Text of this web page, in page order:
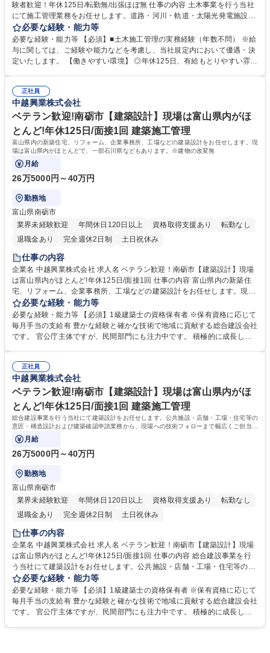
験者歓迎！年休125日/転勤無/出張ほぼ無 仕事の内容 土木事業を行う当社
にて施工管理業務をお任せします。道路・河川・軌道・太陽光発電施設な
どの現場において、安全管理・品質管理・工程管理・予算管理等の司令塔
としてご活躍いただきます。 宿泊が伴う出張がほぼ無くワークライフバラ
ンスの両立が可能です。 【 土木部門の施工実績 】 ・北陸新幹線 射水小杉
白石高架橋 ・スゴ谷下流 復旧治山工事 ・高山・大山線 第10工区開設工事
必要な経験・能力等
必要な経験・能力等 【必須】■土木施工管理の実務経験（年数不問） ※給
与に関しては、ご経験や能力などを考慮し、当社規定内において優遇・決
定いたします。 【働きやすい環境】 ◎年休125日、有給もとりやすい雰囲
◎業務に必要な資格については、受験費用に加え、講習費用の補助もあり
学歴・資格 学歴：大学院 大学 高専 短大 専修学校 高校 語学力： 資格：第
一種運転免許普通自動車 1級土木施工管理技士 2級土木施工管理技士
正社員
中越興業株式会社
ベテラン歓迎!南砺市【建築設計】現場は富山県内がほ
とんど!年休125日/面接1回 建築施工管理
富山県内の新築住宅、リフォーム、企業事務所、工場などの建築設計をお任せします。現
場は富山県内がほとんどで、一部石川県などもあります。※建物の改変無
月給
26万5000円～40万円
勤務地
富山県南砺市
業界未経験歓迎
年間休日120日以上 資格取得支援あり
転勤なし
退職金あり
完全週休2日制 土日祝休み
仕事の内容
企業名 中越興業株式会社 求人名 ベテラン歓迎！南砺市【建築設計】現場
は富山県内がほとんど!年休125日/面接1回 仕事の内容 富山県内の新築住
宅、リフォーム、企業事務所、工場などの建築設計をお任せします。現場
は富山県内がほとんどで、一部石川県などもあります。※建物の改変無
【具体的には】・事業用建築物（店舗、事務所、倉庫、工場など）の新
築・改築・改修の設計、一般住宅の新築・改築・改修の設計 ・発注者との
打ち合わせ 【当社について】土木工事の割合が多く、道路の拡幅整備をは
路の新設工事および整備・点検なども行なっているのです。 募集職種 ベ
テラン歓迎！南砺市【建築設計】現場は富山県内がほとんど!年休125日/面
接1回
必要な経験・能力等
必要な経験・能力等 【必須】1級建築士の資格保有者 ※保有資格に応じて
毎月手当の支給有 豊かな経験と確かな技術で地域に貢献する総合建設会社
です。 官公庁主体ですが、民間部門にも注力中です。 積極的に成長しよ
毎月手当の支給もあります。また、社員一人ひとりが十分に能力を発揮で
きるように、働きやすい職場環境づくりも推進中。完全週休2日制で、年
間休日は125日（2024年度実績）と充実しています。転勤がなく、富山県
内で働き続けられる点も社員から好評です。 学歴・資格 学歴：大学院 大
学 高専 短大 専修学校 高校 語学力： 資格：第一種運転免許普通自動車
正社員
中越興業株式会社
ベテラン歓迎!南砺市【建築設計】現場は富山県内がほ
とんど!年休125日/面接1回 建築施工管理
総合建設事業を行う当社にて建築設計をお任せします。公共施設・店舗・工場・住宅等の
意匠・構造設計および建築確認申請業務から、現場への技術フォローまで幅広くご担当い
ただきます。
月給
26万5000円～40万円
勤務地
富山県南砺市
業界未経験歓迎
年間休日120日以上 資格取得支援あり
転勤なし
退職金あり
完全週休2日制 土日祝休み
仕事の内容
企業名 中越興業株式会社 求人名 ベテラン歓迎！南砺市【建築設計】現場
は富山県内がほとんど!年休125日/面接1回 仕事の内容 総合建設事業を行
う当社にて建築設計をお任せします。公共施設・店舗・工場・住宅等の意
匠・構造設計および建築確認申請業務から、現場への技術フォローまで幅
広くご担当いただきます。 【具体的には】・事業用建築物（店舗、事務
所、倉庫、工場など）の新築・改築・改修の設計、一般住宅の新築・改
築・改修の設計 ・発注者との打ち合わせ 【当社について】土木工事の割
必要な経験・能力等
必要な経験・能力等 【必須】1級建築士の資格保有者 ※保有資格に応じて
毎月手当の支給有 豊かな経験と確かな技術で地域に貢献する総合建設会社
です。 官公庁主体ですが、民間部門にも注力中です。 積極的に成長しよ